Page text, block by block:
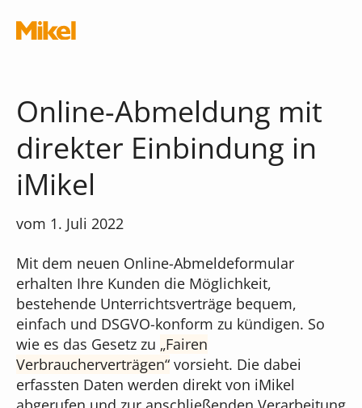
Module
Terminal
Online-Formulare
Die Musikschul-App
Was kostet die App?
Versionshinweise
Chatbot
Verwaltungsassistent
iMikel
Musikschul-App
Unser Team
Online-Abmeldung mit
direkter Einbindung in
iMikel
vom 1. Juli 2022
Mit dem neuen Online-Abmeldeformular
erhalten Ihre Kunden die Möglichkeit,
bestehende Unterrichtsverträge bequem,
einfach und DSGVO-konform zu kündigen. So
wie es das Gesetz zu Fairen
Verbraucherverträgen vorsieht. Die dabei
erfassten Daten werden direkt von iMikel